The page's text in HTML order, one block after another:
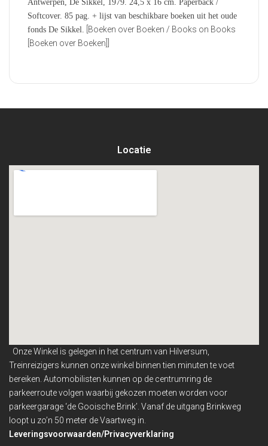
Antwerpen, De Sikkel, 1979. 24,5 x 16 cm. Paperback /
Softcover. 85 pag. + lijst van beschikbare boeken uit het oude
fonds De Sikkel. [Boeken over Boeken / Books on Books
[Boeken over Boeken]]
Locatie
Onze Winkel is gelegen in het centrum van Hilversum,
Treinreizigers kunnen onze winkel binnentien minuten te voet
bereiken. Automobilisten kunnen op de centrumring de
parkeerroute volgen waarbij gekozen moeten worden voor
parkeergarage ‘de Gooische Brink’. Vanaf de uitgang Brinkweg
loopt u zo’n 50 meter de Vaartweg in.
Leveringsvoorwaarden/Privacyverklaring